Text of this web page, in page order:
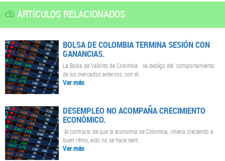
ARTÍCULOS RELACIONADOS
BOLSA DE COLOMBIA TERMINA SESIÓN CON
GANANCIAS.
La Bolsa de Valores de Colombia se desligó del comportamiento
de los mercados externos, con el..
Ver más
DESEMPLEO NO ACOMPAÑA CRECIMIENTO
ECONÓMICO.
Al contrario de que la economía de Colombia, viniera creciendo a
buen ritmo, esto no se hace sent..
Ver más